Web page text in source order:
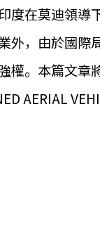
度在莫迪領導
外，由於國際
權。本篇文章
AERIAL